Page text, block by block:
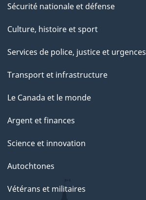
Sécurité nationale et défense
Culture, histoire et sport
Services de police, justice et urgences
Transport et infrastructure
Le Canada et le monde
Argent et finances
Science et innovation
Autochtones
Vétérans et militaires